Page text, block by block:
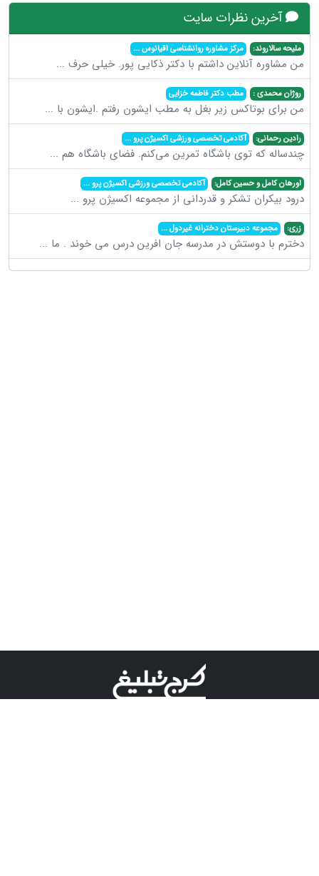
آخرین نظرات سایت
ملیحه سالاروند: مرکز مشاوره روانشناسی اقیانوس...
من مشاوره آنلاین داشتم با دکتر ذکایی پور. خیلی حرف ...
روژان محمدی : مطب دکتر فاطمه خزایی
من برای بوتاکس زیر بغل به مطب ایشون رفتم .ایشون با ...
رادین رحمانی: آکادمی تخصصی ورزشی اکسیژن پرو...
چندساله که توی باشگاه تمرین می‌کنم. فضای باشگاه هم ...
اورهان کامل و حسین کامل: آکادمی تخصصی ورزشی اکسیژن پرو...
درود بیکران تشکر و قدردانی از مجموعه اکسیژن پرو ...
زری: مجموعه دبیرستان دخترانه غیردول...
دخترم با دوستش در مدرسه جان افرین درس می خوند . ما ...